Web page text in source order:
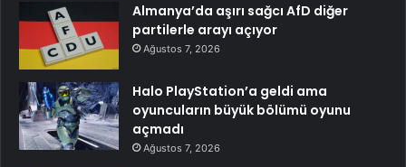
Almanya’da aşırı sağcı AfD diğer
partilerle arayı açıyor
Ağustos 7, 2026
Halo PlayStation’a geldi ama
oyuncuların büyük bölümü oyunu
açmadı
Ağustos 7, 2026